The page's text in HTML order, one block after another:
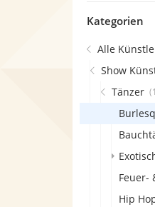
Kategorien
Alle
Show
Tänzer
Feuer-
Hip